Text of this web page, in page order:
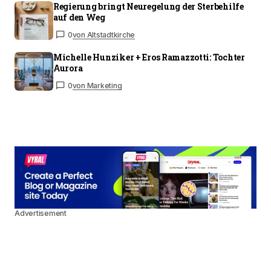
Regierung bringt Neuregelung der Sterbehilfe
auf den Weg
0von Altstadtkirche
Michelle Hunziker + Eros Ramazzotti: Tochter
Aurora
0von Marketing
Advertisement